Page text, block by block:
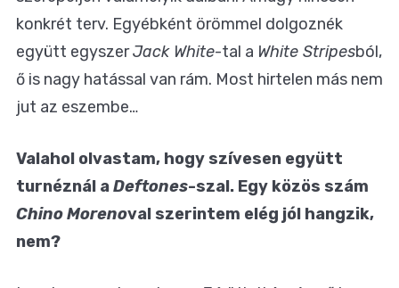
konkrét terv. Egyébként örömmel dolgoznék
együtt egyszerJack White-tal a White Stripesból,
ő is nagy hatással van rám. Most hirtelen más nem
jut az eszembe…
Valahol olvastam, hogy szívesen együtt
turnéznál aDeftones-szal. Egy közös szám
Chino Morenoval szerintem elég jól hangzik,
nem?